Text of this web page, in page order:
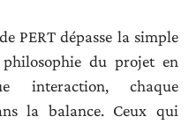
PERT dépasse la simple
du projet en
interaction, chaque
la balance. Ceux qui